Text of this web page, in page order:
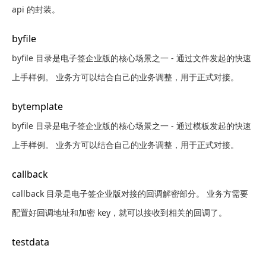
api 的封装。
byfile
byfile 目录是电子签企业版的核心场景之一 - 通过文件发起的快速
上手样例。 业务方可以结合自己的业务调整，用于正式对接。
bytemplate
byfile 目录是电子签企业版的核心场景之一 - 通过模板发起的快速
上手样例。 业务方可以结合自己的业务调整，用于正式对接。
callback
callback 目录是电子签企业版对接的回调解密部分。 业务方需要
配置好回调地址和加密 key，就可以接收到相关的回调了。
testdata